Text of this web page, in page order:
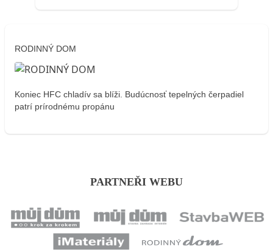
RODINNÝ DOM
Koniec HFC chladív sa blíži. Budúcnosť tepelných čerpadiel
patrí prírodnému propánu
PARTNEŘI WEBU